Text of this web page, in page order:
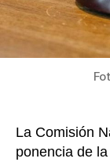
La Comisión
ponencia de